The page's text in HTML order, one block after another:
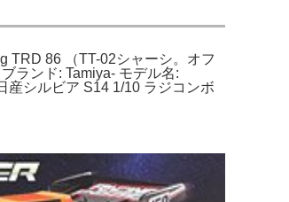
TRD 86 （TT-02シャーシ。オフ
ランド: Tamiya- モデル名:
産シルビア S14 1/10 ラジコンボ